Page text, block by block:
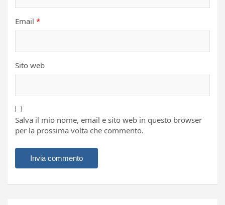
Email *
Sito web
Salva il mio nome, email e sito web in questo browser
per la prossima volta che commento.